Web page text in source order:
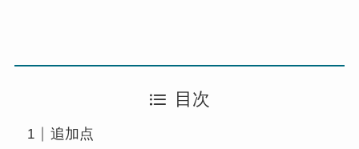
目次
追加点